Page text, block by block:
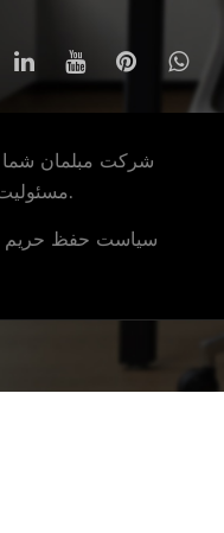
مسئولیت محدود کلیه حقوق محفوظ است.
سیاست حفظ حریم